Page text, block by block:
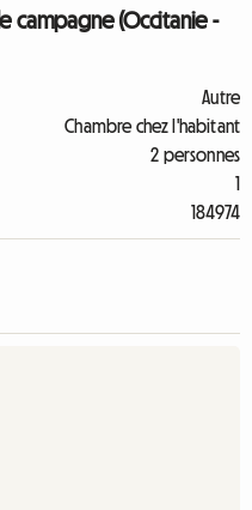
campagne (Occitanie -
Autre
Chambre chez l'habitant
2 personnes
1
184974